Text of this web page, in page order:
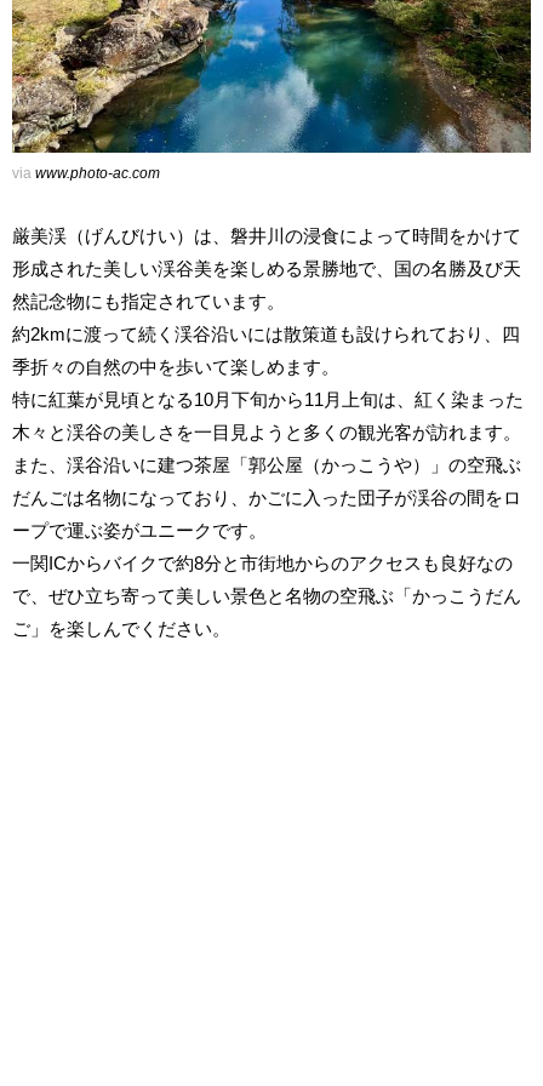
via www.photo-ac.com
厳美渓（げんびけい）は、磐井川の浸食によって時間をかけて
形成された美しい渓谷美を楽しめる景勝地で、国の名勝及び天
然記念物にも指定されています。
約2kmに渡って続く渓谷沿いには散策道も設けられており、四
季折々の自然の中を歩いて楽しめます。
特に紅葉が見頃となる10月下旬から11月上旬は、紅く染まった
木々と渓谷の美しさを一目見ようと多くの観光客が訪れます。
また、渓谷沿いに建つ茶屋「郭公屋（かっこうや）」の空飛ぶ
だんごは名物になっており、かごに入った団子が渓谷の間をロ
ープで運ぶ姿がユニークです。
一関ICからバイクで約8分と市街地からのアクセスも良好なの
で、ぜひ立ち寄って美しい景色と名物の空飛ぶ「かっこうだん
ご」を楽しんでください。